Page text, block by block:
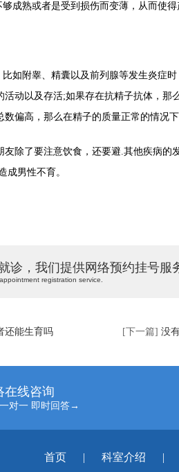
熟或者是受到损伤而变薄，从而使得
附睾、精囊以及前列腺等发生炎症时
活动以及存活;如果存在抗精子抗体，那
偏高，那么在精子的质量正常的情况
了要注意饮食，还要避.其他疾病的
成男性不育。
诊，我们提供网络预约挂号服
registration service.
还能生育吗 [下一篇] 没
在线咨询
对一 即时回答→
首页 | 科室介绍 |